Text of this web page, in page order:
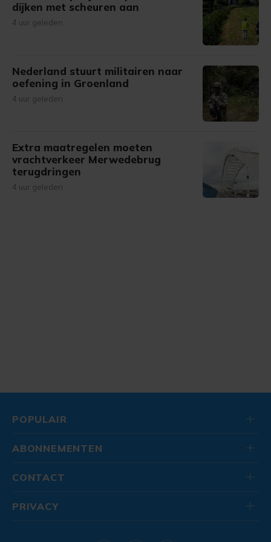
dijken met scheuren aan
4 uur geleden
Nederland stuurt militairen naar
oefening in Groenland
4 uur geleden
Extra maatregelen moeten
vrachtverkeer Merwedebrug
terugdringen
4 uur geleden
POPULAIR
ABONNEMENTEN
CONTACT
PRIVACY